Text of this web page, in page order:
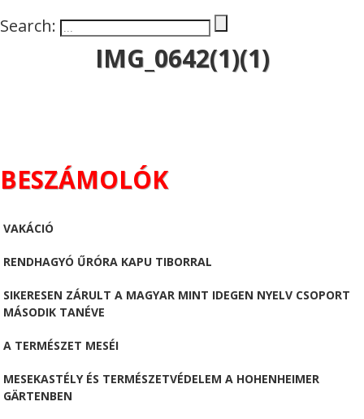
Search:
IMG_0642(1)(1)
BESZÁMOLÓK
VAKÁCIÓ
RENDHAGYÓ ŰRÓRA KAPU TIBORRAL
SIKERESEN ZÁRULT A MAGYAR MINT IDEGEN NYELV CSOPORT
MÁSODIK TANÉVE
A TERMÉSZET MESÉI
MESEKASTÉLY ÉS TERMÉSZETVÉDELEM A HOHENHEIMER
GÄRTENBEN